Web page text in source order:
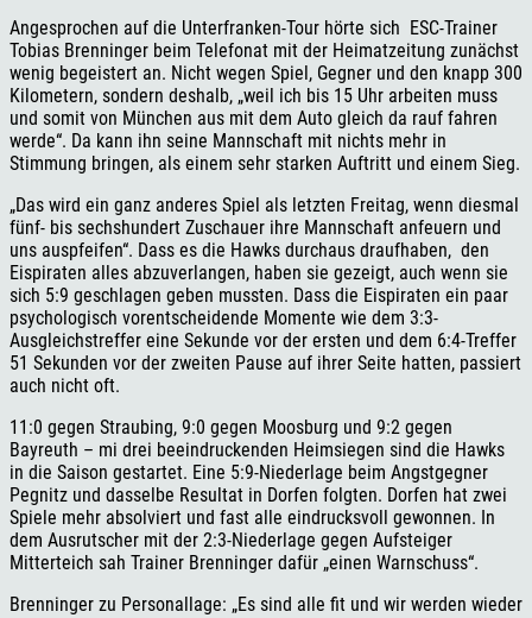
Angesprochen auf die Unterfranken-Tour hörte sich ESC-Trainer
Tobias Brenninger beim Telefonat mit der Heimatzeitung zunächst
wenig begeistert an. Nicht wegen Spiel, Gegner und den knapp 300
Kilometern, sondern deshalb, „weil ich bis 15 Uhr arbeiten muss
und somit von München aus mit dem Auto gleich da rauf fahren
werde“. Da kann ihn seine Mannschaft mit nichts mehr in
Stimmung bringen, als einem sehr starken Auftritt und einem Sieg.
„Das wird ein ganz anderes Spiel als letzten Freitag, wenn diesmal
fünf- bis sechshundert Zuschauer ihre Mannschaft anfeuern und
uns auspfeifen“. Dass es die Hawks durchaus draufhaben, den
Eispiraten alles abzuverlangen, haben sie gezeigt, auch wenn sie
sich 5:9 geschlagen geben mussten. Dass die Eispiraten ein paar
psychologisch vorentscheidende Momente wie dem 3:3-
Ausgleichstreffer eine Sekunde vor der ersten und dem 6:4-Treffer
51 Sekunden vor der zweiten Pause auf ihrer Seite hatten, passiert
auch nicht oft.
11:0 gegen Straubing, 9:0 gegen Moosburg und 9:2 gegen
Bayreuth – mi drei beeindruckenden Heimsiegen sind die Hawks
in die Saison gestartet. Eine 5:9-Niederlage beim Angstgegner
Pegnitz und dasselbe Resultat in Dorfen folgten. Dorfen hat zwei
Spiele mehr absolviert und fast alle eindrucksvoll gewonnen. In
dem Ausrutscher mit der 2:3-Niederlage gegen Aufsteiger
Mitterteich sah Trainer Brenninger dafür „einen Warnschuss“.
Brenninger zu Personallage: „Es sind alle fit und wir werden wieder